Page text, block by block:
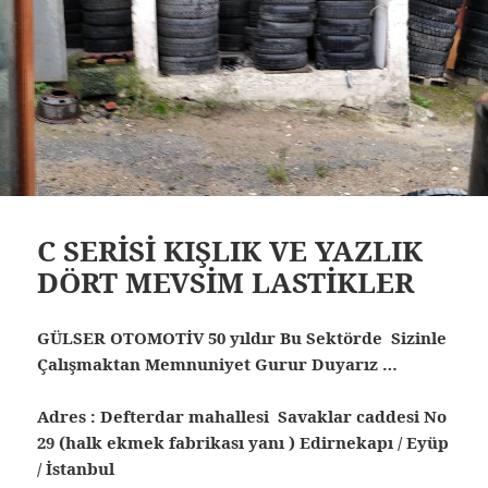
C SERİSİ KIŞLIK VE YAZLIK
DÖRT MEVSİM LASTİKLER
GÜLSER OTOMOTİV 50 yıldır Bu Sektörde Sizinle
Çalışmaktan Memnuniyet Gurur Duyarız …
Adres : Defterdar mahallesi Savaklar caddesi No
29 (halk ekmek fabrikası yanı ) Edirnekapı / Eyüp
/ İstanbul